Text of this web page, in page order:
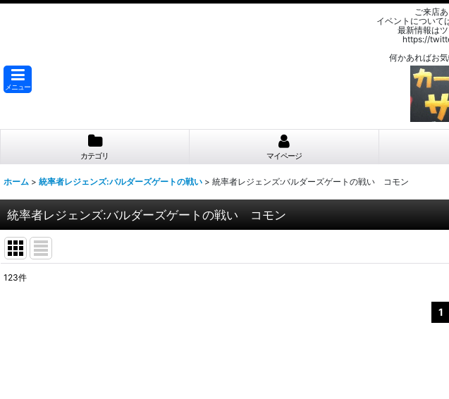
ご来店
イベントについて
最新情報は
https://
何かあればお
メニュー
カテゴリ マイページ
ホーム > 統率者レジェンズ:バルダーズゲートの戦い > 統率者レジェンズ:バルダーズゲートの戦い コモン
統率者レジェンズ:バルダーズゲートの戦い コモン
123件
1